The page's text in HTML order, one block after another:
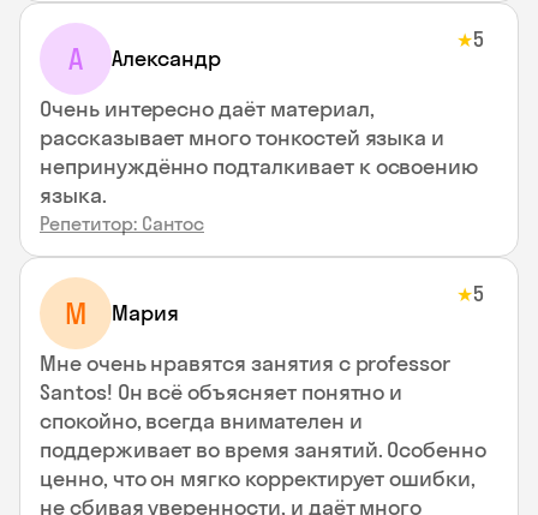
А Александр
★5
Очень интересно даёт материал,
рассказывает много тонкостей языка и
непринуждённо подталкивает к освоению
языка.
Репетитор: Сантос
М Мария
★5
Мне очень нравятся занятия с professor
Santos! Он всё объясняет понятно и
спокойно, всегда внимателен и
поддерживает во время занятий. Особенно
ценно, что он мягко корректирует ошибки,
не сбивая уверенности, и даёт много